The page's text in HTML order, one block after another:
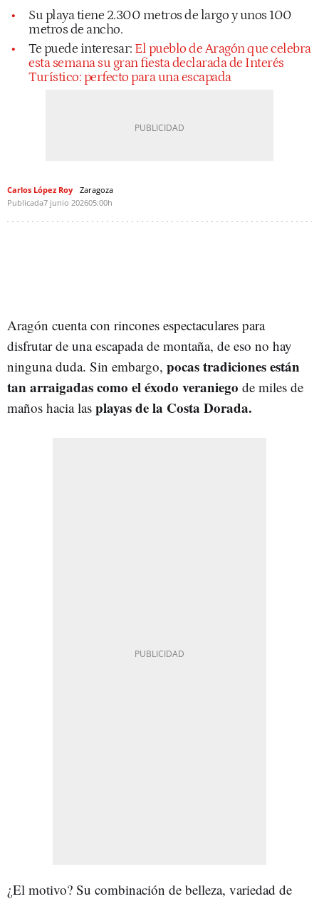
Su playa tiene 2.300 metros de largo y unos 100
metros de ancho.
Te puede interesar: El pueblo de Aragón que celebra
esta semana su gran fiesta declarada de Interés
Turístico: perfecto para una escapada
Carlos López Roy
Zaragoza
Publicada7 junio 202605:00h
Aragón cuenta con rincones espectaculares para
disfrutar de una escapada de montaña, de eso no hay
ninguna duda. Sin embargo, pocas tradiciones están
tan arraigadas como el éxodo veraniego de miles de
maños hacia las playas de la Costa Dorada.
¿El motivo? Su combinación de belleza, variedad de